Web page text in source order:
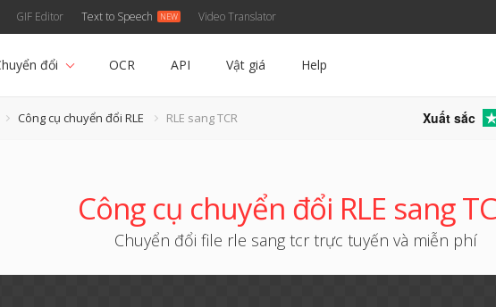
GIF Editor Text to Speech Video Translator
đổi OCR API Vật giá Help
Công cụ chuyển đổi RLE RLE sang TCR Xuất sắc
Công cụ chuyển đổi RLE sang
Chuyển đổi file rle sang tcr trực tuyến và miễn phí